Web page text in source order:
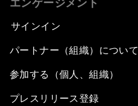
エンゲージメント
サインイン
パートナー（組織）について
参加する（個人、組織）
プレスリリース登録